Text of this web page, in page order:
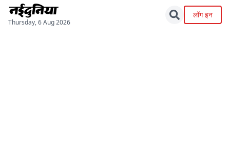
Thursday, 6 Aug 2026
लॉग इन